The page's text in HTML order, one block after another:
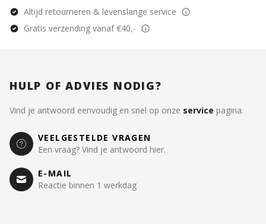
Altijd retourneren & levenslange service
Gratis verzending vanaf €40,-
HULP OF ADVIES NODIG?
Vind je antwoord eenvoudig en snel op onze service pagina.
VEELGESTELDE VRAGEN
Een vraag? Vind je antwoord hier.
E-MAIL
Reactie binnen 1 werkdag